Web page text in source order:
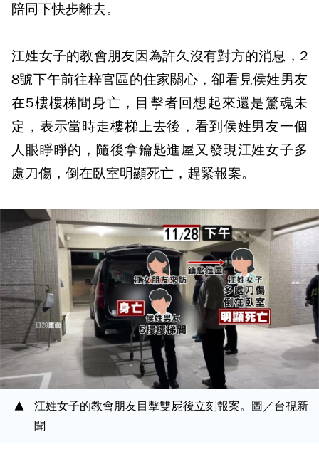
陪同下快步離去。
江姓女子的教會朋友因為許久沒有對方的消息，2
8號下午前往梓官區的住家關心，卻看見侯姓男友
在5樓樓梯間身亡，目擊者回想起來還是驚魂未
定，表示當時走樓梯上去後，看到侯姓男友一個
人眼睜睜的，隨後拿鑰匙進屋又發現江姓女子多
處刀傷，倒在臥室明顯死亡，趕緊報案。
江姓女子的教會朋友目擊雙屍後立刻報案。圖／台視新
聞